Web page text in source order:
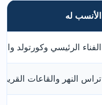
الأنسب له
الفناء الرئيسي وكورتولد
تراس النهر والقاعات